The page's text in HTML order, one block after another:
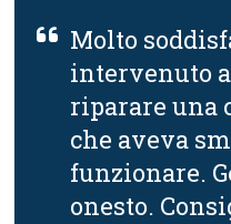
Molto
intervenuto
riparare una
che aveva
funzionare.
onesto.